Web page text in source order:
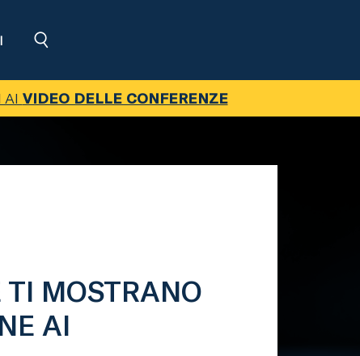
AI VIDEO DELLE CONFERENZE
TI MOSTRANO
AI